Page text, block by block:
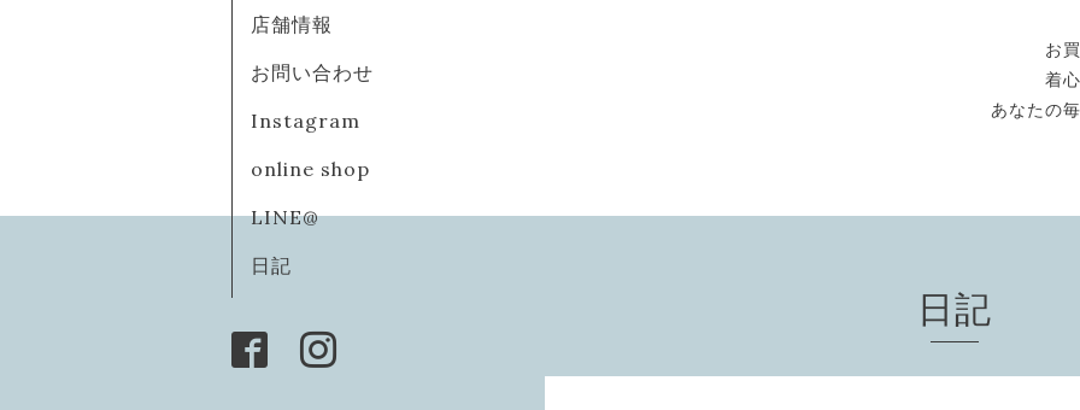
お
着
あなたの
店舗情報
お問い合わせ
Instagram
online shop
LINE@
日記
日記